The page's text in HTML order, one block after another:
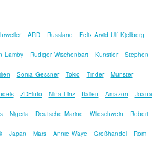
ARD Russland Felix Arvid Ulf Kjellberg
Lamby Rüdiger Wischenbart Künstler Stephen
Sonia Gessner Tokio Tinder Münster
ZDFinfo Nina Linz Italien Amazon Joana
Nigeria Deutsche Marine Wildschwein Robert
Japan Mars Annie Waye Großhandel Rom